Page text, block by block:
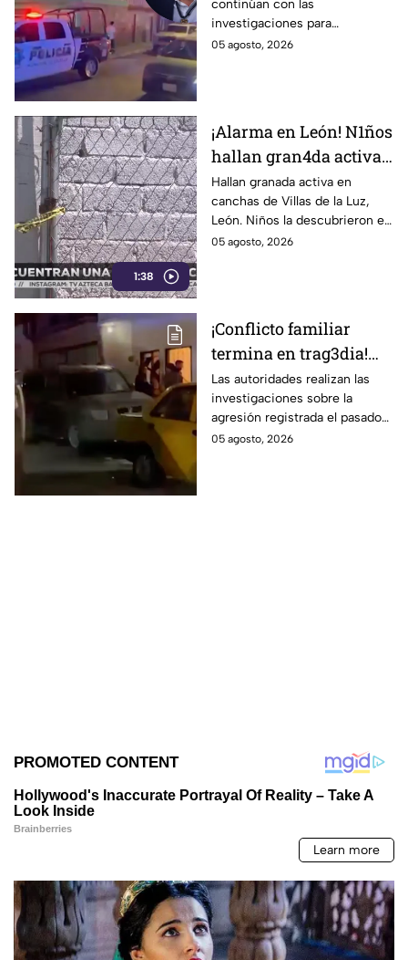
riña familiar con un
extranjero? Esto
sabemos
continúan con las
investigaciones para
esclarecer el caso.
05 agosto, 2026
1:38
¡Alarma en León! N1ños
hallan gran4da activa
junto a la portería de
una cancha
Hallan granada activa en
canchas de Villas de la Luz,
León. Niños la descubrieron en
la portería; Autoridades
05 agosto, 2026
¡Conflicto familiar
termina en trag3dia!
Extranjero priva de la
vida a sus exsuegros y
excuñada: uno era de
Guanajuato
Las autoridades realizan las
investigaciones sobre la
agresión registrada el pasado
martes 4 de agosto.
05 agosto, 2026